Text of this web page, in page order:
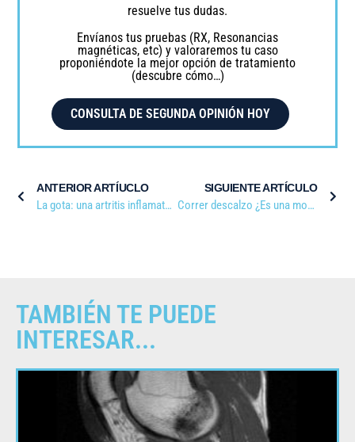
resuelve tus dudas.
Envíanos tus pruebas (RX, Resonancias
magnéticas, etc) y valoraremos tu caso
proponiéndote la mejor opción de tratamiento
(descubre cómo…)
CONSULTA DE SEGUNDA OPINIÓN HOY
ANTERIOR ARTÍUCLO
La gota: una artritis inflamatoria muy dolorosa
SIGUIENTE ARTÍCULO
Correr descalzo ¿Es una moda saludable?
TAMBIÉN TE PUEDE
INTERESAR...